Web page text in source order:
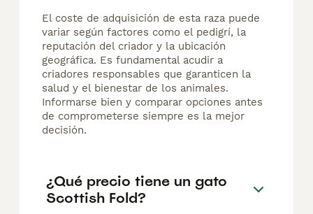
El coste de adquisición de esta raza puede
variar según factores como el pedigrí, la
reputación del criador y la ubicación
geográfica. Es fundamental acudir a
criadores responsables que garanticen la
salud y el bienestar de los animales.
Informarse bien y comparar opciones antes
de comprometerse siempre es la mejor
decisión.
¿Qué precio tiene un gato
Scottish Fold?